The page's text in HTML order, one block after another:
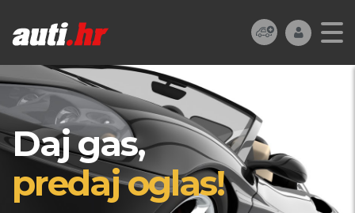
Daj gas,
predaj oglas!